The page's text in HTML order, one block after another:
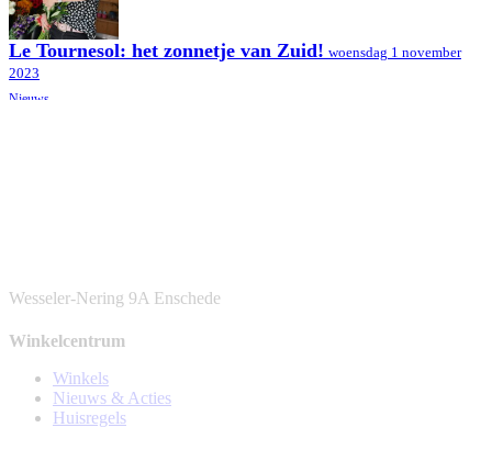
Le Tournesol: het zonnetje van Zuid! woensdag 1 november
2023
Nieuws
Wesseler-Nering 9A Enschede
Winkelcentrum
Winkels
Nieuws & Acties
Huisregels